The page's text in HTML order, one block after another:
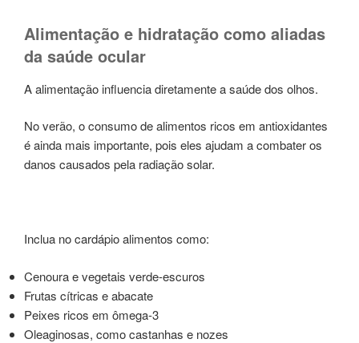
Alimentação e hidratação como aliadas
da saúde ocular
A alimentação influencia diretamente a saúde dos olhos.
No verão, o consumo de alimentos ricos em antioxidantes
é ainda mais importante, pois eles ajudam a combater os
danos causados pela radiação solar.
Inclua no cardápio alimentos como:
Cenoura e vegetais verde-escuros
Frutas cítricas e abacate
Peixes ricos em ômega-3
Oleaginosas, como castanhas e nozes